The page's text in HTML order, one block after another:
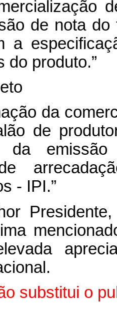
de nota
a
do produto.”
da
de
da
- IPI.”
substitui o